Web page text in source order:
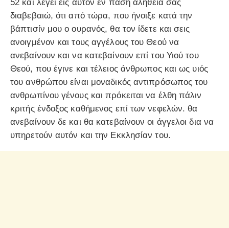
52 και λέγει εις αυτόν εν πάση αληθεία σας
διαβεβαιώ, ότι από τώρα, που ήνοιξε κατά την
βάπτισίν μου ο ουρανός, θα τον ίδετε και σεις
ανοιγμένον και τους αγγέλους του Θεού να
ανεβαίνουν και να κατεβαίνουν επί του Υιού του
Θεού, που έγινε και τέλειος άνθρωπος και ως υιός
του ανθρώπου είναι μοναδικός αντιπρόσωπος του
ανθρωπίνου γένους και πρόκειται να έλθη πάλιν
κριτής ένδοξος καθήμενος επί των νεφελών. θα
ανεβαίνουν δε και θα κατεβαίνουν οι άγγελοι δια να
υπηρετούν αυτόν και την Εκκλησίαν του.